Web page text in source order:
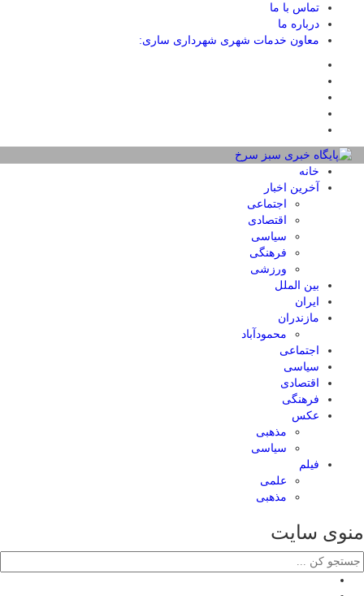
تماس با ما
درباره ما
معاون خدمات شهری شهرداری ساری:
خانه
آخرین اخبار
اجتماعی
اقتصادی
سیاسی
فرهنگی
ورزشی
بین الملل
ایران
مازندران
محمودآباد
اجتماعی
سیاسی
اقتصادی
فرهنگی
عکس
مذهبی
سیاسی
فیلم
علمی
مذهبی
منوی سایت